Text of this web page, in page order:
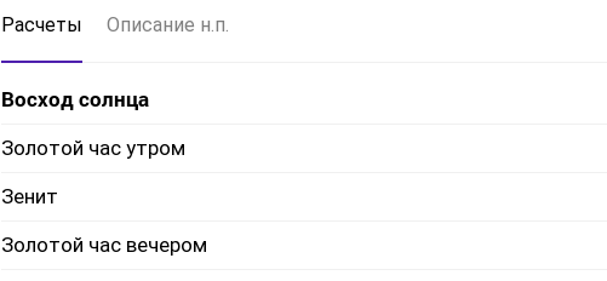
Расчеты Описание н.п.
Восход солнца
Золотой час утром
Зенит
Золотой час вечером